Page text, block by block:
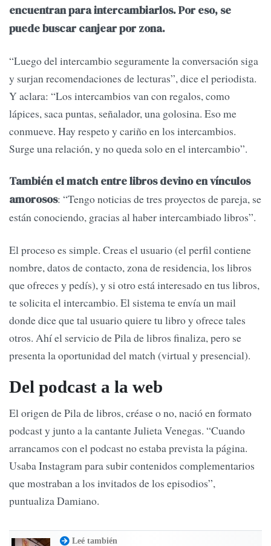
encuentran para intercambiarlos. Por eso, se
puede buscar canjear por zona.
“Luego del intercambio seguramente la conversación siga
y surjan recomendaciones de lecturas”, dice el periodista.
Y aclara: “Los intercambios van con regalos, como
lápices, saca puntas, señalador, una golosina. Eso me
conmueve. Hay respeto y cariño en los intercambios.
Surge una relación, y no queda solo en el intercambio”.
También el match entre libros devino en vínculos
amorosos: “Tengo noticias de tres proyectos de pareja, se
están conociendo, gracias al haber intercambiado libros”.
El proceso es simple. Creas el usuario (el perfil contiene
nombre, datos de contacto, zona de residencia, los libros
que ofreces y pedís), y si otro está interesado en tus libros,
te solicita el intercambio. El sistema te envía un mail
donde dice que tal usuario quiere tu libro y ofrece tales
otros. Ahí el servicio de Pila de libros finaliza, pero se
presenta la oportunidad del match (virtual y presencial).
Del podcast a la web
El origen de Pila de libros, créase o no, nació en formato
podcast y junto a la cantante Julieta Venegas. “Cuando
arrancamos con el podcast no estaba prevista la página.
Usaba Instagram para subir contenidos complementarios
que mostraban a los invitados de los episodios”,
puntualiza Damiano.
Leé también